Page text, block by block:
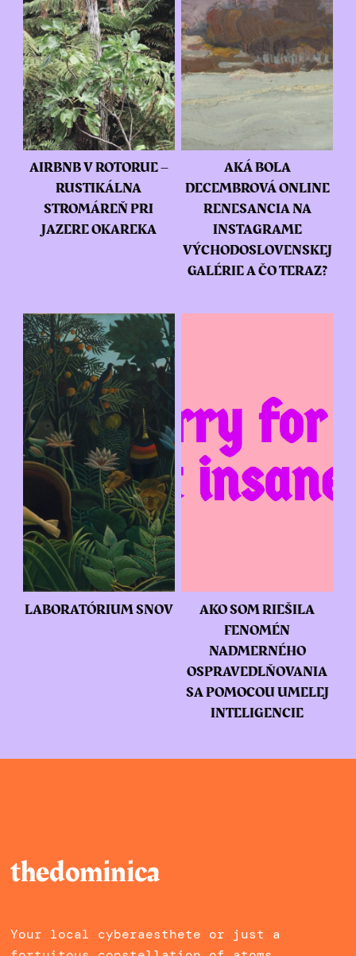
AIRBNB V ROTORUE –
RUSTIKÁLNA
STROMÁREŇ PRI
JAZERE OKAREKA
AKÁ BOLA
DECEMBROVÁ ONLINE
RENESANCIA NA
INSTAGRAME
VÝCHODOSLOVENSKEJ
GALÉRIE A ČO TERAZ?
LABORATÓRIUM SNOV
AKO SOM RIEŠILA
FENOMÉN
NADMERNÉHO
OSPRAVEDLŇOVANIA
SA POMOCOU UMELEJ
INTELIGENCIE
thedominica
Your local cyberaesthete or just a